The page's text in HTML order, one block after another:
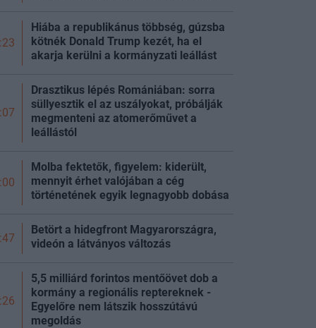
Hiába a republikánus többség, gúzsba
kötnék Donald Trump kezét, ha el
akarja kerülni a kormányzati leállást
Drasztikus lépés Romániában: sorra
süllyesztik el az uszályokat, próbálják
megmenteni az atomerőművet a
leállástól
Molba fektetők, figyelem: kiderült,
mennyit érhet valójában a cég
történetének egyik legnagyobb dobása
Betört a hidegfront Magyarországra,
videón a látványos változás
5,5 milliárd forintos mentőövet dob a
kormány a regionális reptereknek -
Egyelőre nem látszik hosszútávú
megoldás